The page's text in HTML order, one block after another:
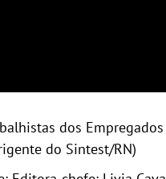
dos Empregados
do Sintest/RN)